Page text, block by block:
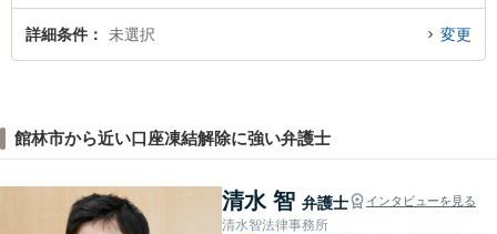
詳細条件 未選択 変更
館林市から近い口座凍結解除に強い弁護士
清水 智 弁護士 インタビューを見る
清水智法律事務所